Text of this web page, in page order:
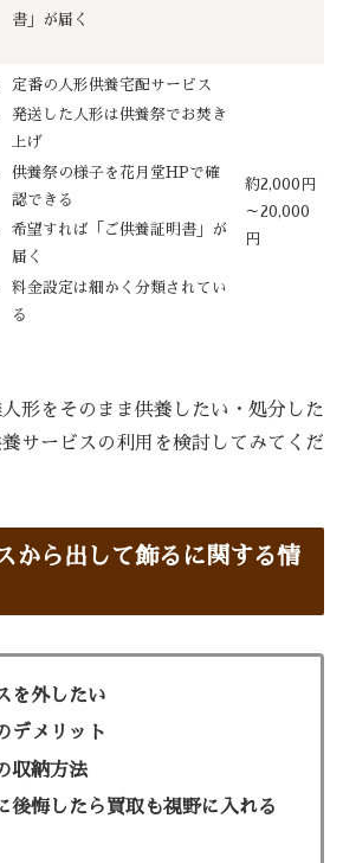
書」が届く
定番の人形供養宅配サービス
発送した人形は供養祭でお焚き
上げ
供養祭の様子を花月堂HPで確
認できる
希望すれば「ご供養証明書」が
届く
料金設定は細かく分類されてい
る
約2,000円
～20,000
円
形をそのまま供養したい・処分した
サービスの利用を検討してみてくだ
から出して飾るに関する情
を外したい
デメリット
収納方法
後悔したら買取も視野に入れる